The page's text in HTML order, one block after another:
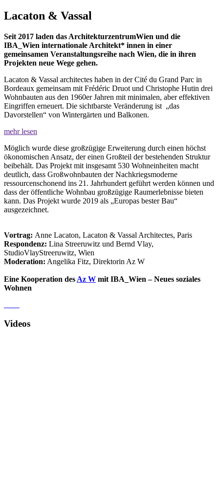
Lacaton & Vassal
Seit 2017 laden das ArchitekturzentrumWien und die
IBA_Wien internationale Architekt* innen in einer
gemeinsamen Veranstaltungsreihe nach Wien, die in ihren
Projekten neue Wege gehen.
Lacaton & Vassal architectes haben in der Cité du Grand Parc in
Bordeaux gemeinsam mit Frédéric Druot und Christophe Hutin drei
Wohnbauten aus den 1960er Jahren mit minimalen, aber effektiven
Eingriffen erneuert. Die sichtbarste Veränderung ist „das
Davorstellen“ von Wintergärten und Balkonen.
mehr lesen
Möglich wurde diese großzügige Erweiterung durch einen höchst
ökonomischen Ansatz, der einen Großteil der bestehenden Struktur
beibehält. Das Projekt mit insgesamt 530 Wohneinheiten macht
deutlich, dass Großwohnbauten der Nachkriegsmoderne
ressourcenschonend ins 21. Jahrhundert geführt werden können und
dass der öffentliche Wohnbau großzügige Raumerlebnisse bieten
kann. Das Projekt wurde 2019 als „Europas bester Bau“
ausgezeichnet.
Vortrag: Anne Lacaton, Lacaton & Vassal Architectes, Paris
Respondenz: Lina Streeruwitz und Bernd Vlay,
StudioVlayStreeruwitz, Wien
Moderation: Angelika Fitz, Direktorin Az W
Eine Kooperation des Az W mit IBA_Wien – Neues soziales
Wohnen
Videos